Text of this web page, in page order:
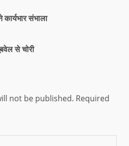
संभाला
से चोरी
not be published. Required